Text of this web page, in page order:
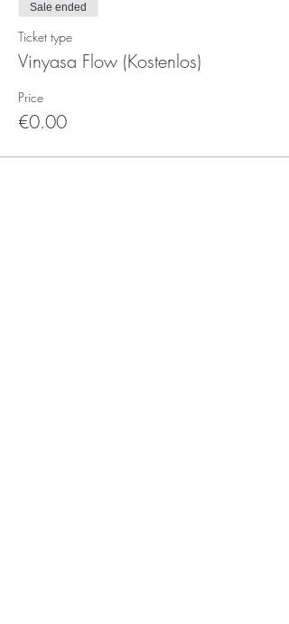
Sale ended
Ticket type
Vinyasa Flow (Kostenlos)
Price
€0.00